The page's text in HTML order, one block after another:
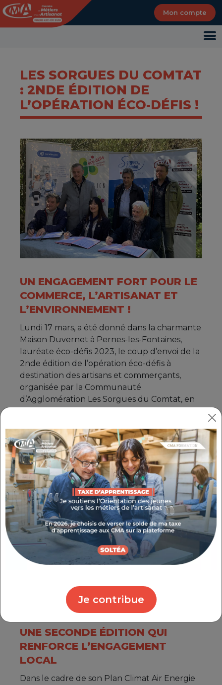
Mon compte
Je contribue
LES SORGUES DU COMTAT
: 2NDE ÉDITION DE
L’OPÉRATION ÉCO-DÉFIS !
UN ENGAGEMENT FORT POUR LE
COMMERCE, L’ARTISANAT ET
L’ENVIRONNEMENT !
Lundi 17 mars, a été donné dans la charmante
Maison Duvernet à Pernes-les-Fontaines,
lauréate éco-défis 2023, le coup d’envoi de la
2nde édition de l’opération éco-défis à
destination des artisans et commerçants,
organisée par la Communauté
d’Agglomération Les Sorgues du Comtat, en
La cérémonie de lancement s’est faite en
présence deDidier Carle, Maire de Pernes-
les-Fontaines,Christian Gros, Président de la
Communauté d’Agglomération des Sorgues
du Comtat,Thierry Lagneau, Maire de
Sorgues et Vice-Président à l'économie, aux
entreprises et à l'industrie,Samuel
Montgermont, Vice-Président à l’attractivité
commerciale, Annie Corda, élue de la
Chambre de Métiers et de l’Artisanat
Commerce et d’Industrie de Vaucluse.
UNE SECONDE ÉDITION QUI
RENFORCE L’ENGAGEMENT
LOCAL
Dans le cadre de son Plan Climat Air Energie
Panneau de gestion des cookies